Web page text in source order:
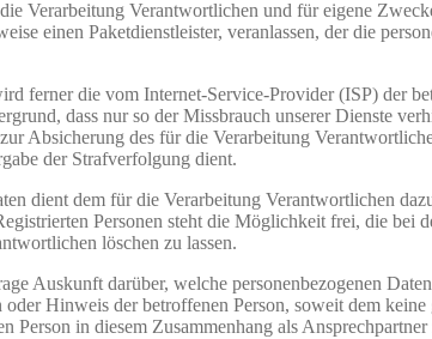
Verarbeitung Verantwortlichen und für eigene
einen Paketdienstleister, veranlassen, der die
ferner die vom Internet-Service-Provider (ISP) der
dass nur so der Missbrauch unserer Dienste
Absicherung des für die Verarbeitung
der Strafverfolgung dient.
dient dem für die Verarbeitung Verantwortlichen
Personen steht die Möglichkeit frei, die bei
löschen zu lassen.
Auskunft darüber, welche personenbezogenen
Hinweis der betroffenen Person, soweit dem
in diesem Zusammenhang als